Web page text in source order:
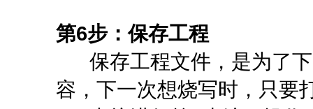
第6步：保存工程
保存工程文件，是为了下
容，下一次想烧写时，只要